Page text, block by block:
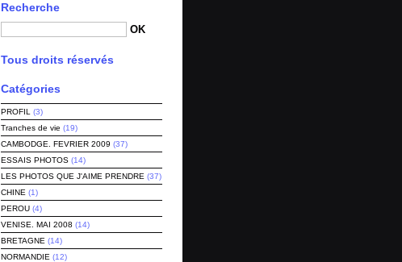
Recherche
Tous droits réservés
Catégories
PROFIL
(3)
Tranches de vie (19)
CAMBODGE. FEVRIER 2009 (37)
ESSAIS PHOTOS (14)
LES PHOTOS QUE J'AIME PRENDRE (37)
CHINE (1)
PEROU (4)
VENISE. MAI 2008 (14)
BRETAGNE (14)
NORMANDIE (12)